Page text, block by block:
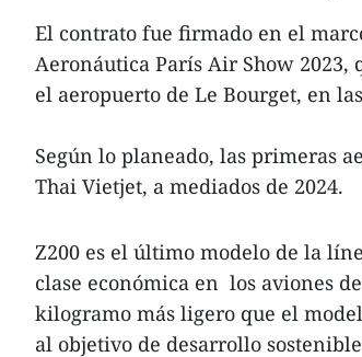
El contrato fue firmado en el
Aeronáutica París Air Show 2023,
el aeropuerto de Le Bourget, en
Según lo planeado, las primeras
Thai Vietjet, a mediados de 2024.
Z200 es el último modelo de la
clase económica en los aviones
kilogramo más ligero que el
al objetivo de desarrollo